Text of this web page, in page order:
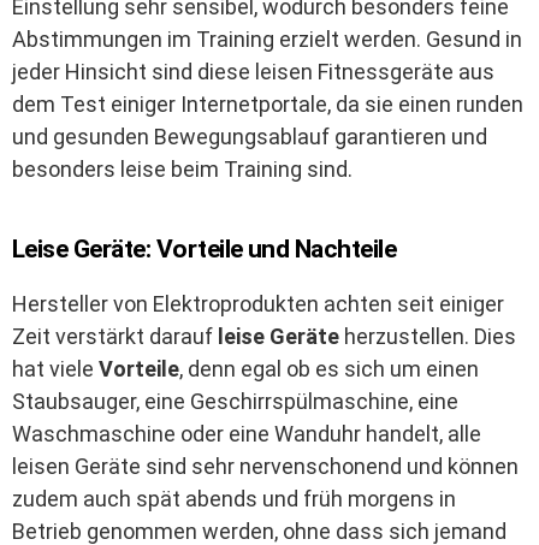
Einstellung sehr sensibel, wodurch besonders feine
Abstimmungen im Training erzielt werden. Gesund in
jeder Hinsicht sind diese leisen Fitnessgeräte aus
dem Test einiger Internetportale, da sie einen runden
und gesunden Bewegungsablauf garantieren und
besonders leise beim Training sind.
Leise Geräte: Vorteile und Nachteile
Hersteller von Elektroprodukten achten seit einiger
Zeit verstärkt darauf leise Geräte herzustellen. Dies
hat viele Vorteile, denn egal ob es sich um einen
Staubsauger, eine Geschirrspülmaschine, eine
Waschmaschine oder eine Wanduhr handelt, alle
leisen Geräte sind sehr nervenschonend und können
zudem auch spät abends und früh morgens in
Betrieb genommen werden, ohne dass sich jemand